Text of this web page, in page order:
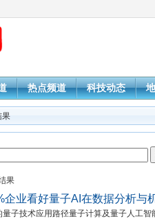
热点频道 科技动态
果
果
业看好量子AI在数据分析与
子技术应用路径量子计算及量子人工